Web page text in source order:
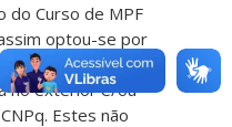
do Curso de MPF
optou-se por
orientadores para
no exterior e/ou
Estes não